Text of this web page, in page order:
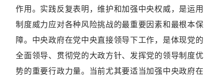
作用。实践反复表明，维护和加强中央权威，是运用
制度威力应对各种风险挑战的最重要因素和最根本保
障。中央政府在党中央直接领导下工作，是体现党的
全面领导、贯彻党的大政方针、发挥党的领导制度优
势的重要行政力量。当前尤其要适当加强中央政府在